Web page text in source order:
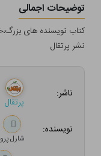
توضیحات اجمالی
کتاب نویسنده های
نشر پرتقال
ناشر:
پرتقال
نویسنده:
شارل پرو